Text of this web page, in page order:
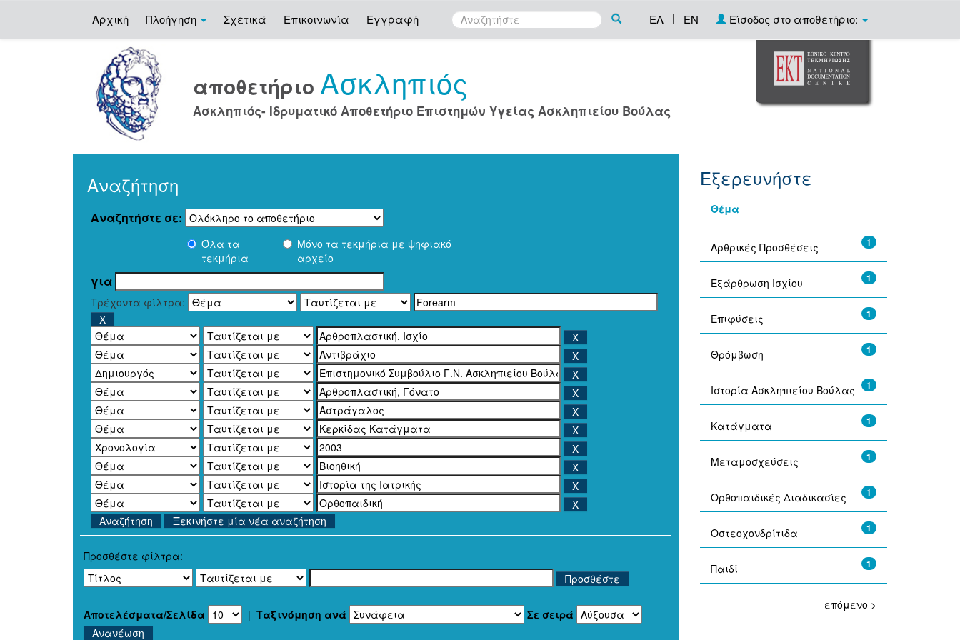
Αρχική Πλοήγηση Σχετικά Επικοινωνία Εγγραφή ΕΛ | EN Είσοδος στο αποθετήριο:
αποθετήριοΑσκληπιός
Ασκληπιός- Ιδρυματικό Αποθετήριο Επιστημών Υγείας Ασκληπιείου Βούλας
Αναζήτηση
Αναζητήστε σε:
Όλα τα
τεκμήρια
Μόνο τα τεκμήρια με ψηφιακό
αρχείο
για
Τρέχοντα φίλτρα:
Ξεκινήστε μία νέα αναζήτηση
Προσθέστε φίλτρα:
Αποτελέσματα/Σελίδα | Ταξινόμηση ανά Σε σειρά
Εξερευνήστε
Θέμα
1
Αρθρικές Προσθέσεις
1
Εξάρθρωση Ισχίου
1
Επιφύσεις
1
Θρόμβωση
1
Ιστορία Ασκληπιείου Βούλας
1
Κατάγματα
1
Μεταμοσχεύσεις
1
Ορθοπαιδικές Διαδικασίες
1
Οστεοχονδρίτιδα
1
Παιδί
επόμενο >